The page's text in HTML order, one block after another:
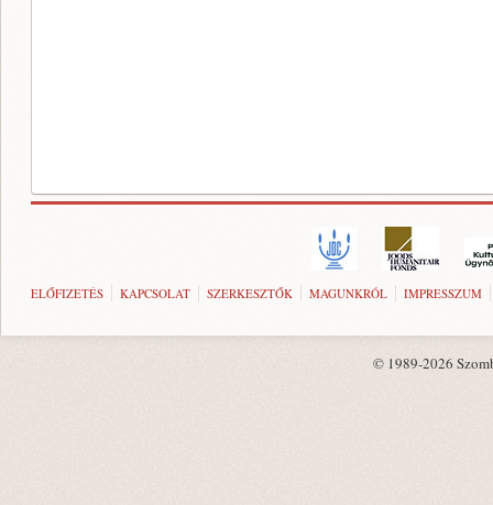
ELŐFIZETÉS KAPCSOLAT SZERKESZTŐK MAGUNKRÓL IMPRESSZUM
© 1989-2026